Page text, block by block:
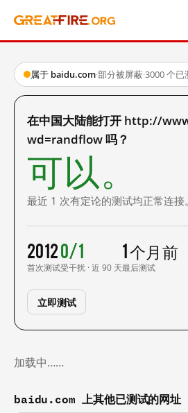
属于 baidu.com·部分被屏蔽·3000 个已
在中国大陆能打开 http://
wd=randflow 吗？
可以。
最近 1 次有定论的测试均正常连接。
2012
首次测试
0/1
受干扰 · 近 90 天
1 个月前
最后测试
立即测试
加载中……
baidu.com 上其他已测试的网址